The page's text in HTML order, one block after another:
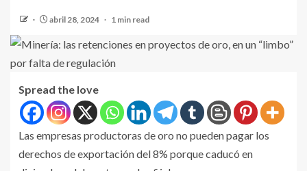
abril 28, 2024 1 min read
Spread the love
Las empresas productoras de oro no pueden pagar los
derechos de exportación del 8% porque caducó en